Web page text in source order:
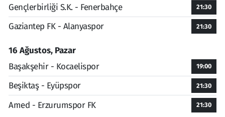
Gençlerbirliği S.K. - Fenerbahçe 21:30
Gaziantep FK - Alanyaspor 21:30
16 Ağustos, Pazar
Başakşehir - Kocaelispor
19:00
Beşiktaş - Eyüpspor 21:30
Amed - Erzurumspor FK 21:30